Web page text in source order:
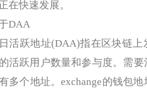
在快速发展。
跃地址(DAA)指在区块链上
活跃用户数量和参与度。需
多个地址。exchange的钱包